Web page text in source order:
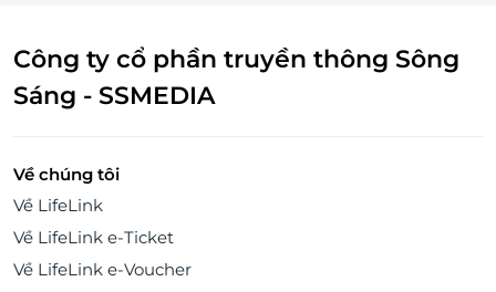
Công ty cổ phần truyền thông Sông
Sáng - SSMEDIA
Về chúng tôi
Về LifeLink
Về LifeLink e-Ticket
Về LifeLink e-Voucher